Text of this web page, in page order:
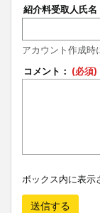
紹介料受取人氏名
アカウント作成時
コメント： (必須)
ボックス内に表示
送信する